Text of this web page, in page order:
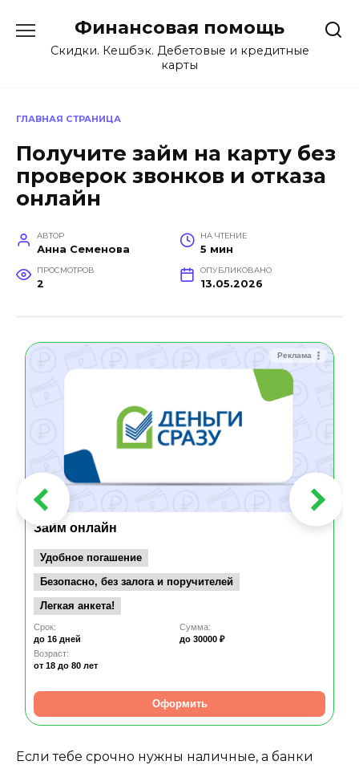
содержанию
Финансовая помощь
Скидки. Кешбэк. Дебетовые и кредитные
карты
ГЛАВНАЯ СТРАНИЦА
Получите займ на карту без
проверок звонков и отказа
онлайн
АВТОР
Анна Семенова
НА ЧТЕНИЕ
5 мин
ПРОСМОТРОВ
2
ОПУБЛИКОВАНО
13.05.2026
Реклама
Займ онлайн
Удобное погашение
Безопасно, без залога и поручителей
Легкая анкета!
Срок:
до 16 дней
Сумма:
до 30000 ₽
Возраст:
от 18 до 80 лет
Оформить
Если тебе срочно нужны наличные, а банки